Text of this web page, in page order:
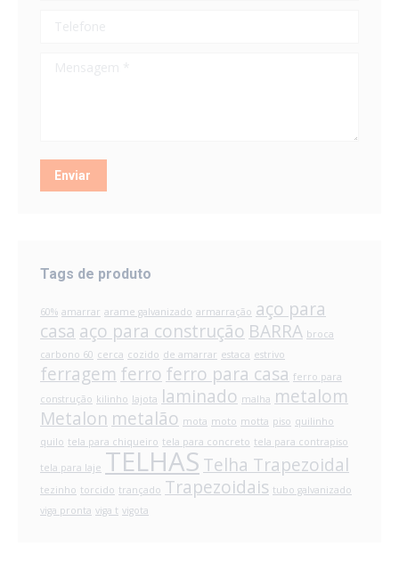
Telefone
Mensagem *
Enviar
Tags de produto
60% amarrar arame galvanizado armarração aço para
casa aço para construção BARRA broca
carbono 60 cerca cozido de amarrar estaca estrivo
ferragem ferro ferro para casa ferro para
construção kilinho lajota laminado malha metalom
Metalon metalão mota moto motta piso quilinho
quilo tela para chiqueiro tela para concreto tela para contrapiso
tela para laje TELHAS Telha Trapezoidal
tezinho torcido trançado Trapezoidais tubo galvanizado
viga pronta viga t vigota